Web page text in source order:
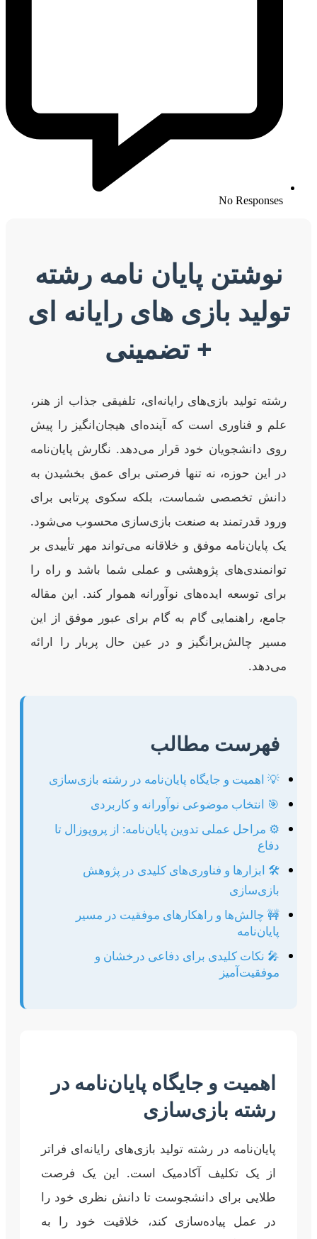
No Responses
نوشتن پایان نامه رشته
تولید بازی های رایانه ای
+ تضمینی
رشته تولید بازی‌های رایانه‌ای، تلفیقی جذاب از هنر،
علم و فناوری است که آینده‌ای هیجان‌انگیز را پیش
روی دانشجویان خود قرار می‌دهد. نگارش پایان‌نامه
در این حوزه، نه تنها فرصتی برای عمق بخشیدن به
دانش تخصصی شماست، بلکه سکوی پرتابی برای
ورود قدرتمند به صنعت بازی‌سازی محسوب می‌شود.
یک پایان‌نامه موفق و خلاقانه می‌تواند مهر تأییدی بر
توانمندی‌های پژوهشی و عملی شما باشد و راه را
برای توسعه ایده‌های نوآورانه هموار کند. این مقاله
جامع، راهنمایی گام به گام برای عبور موفق از این
مسیر چالش‌برانگیز و در عین حال پربار را ارائه
می‌دهد.
فهرست مطالب
💡 اهمیت و جایگاه پایان‌نامه در رشته بازی‌سازی
🎯 انتخاب موضوعی نوآورانه و کاربردی
⚙️ مراحل عملی تدوین پایان‌نامه: از پروپوزال تا
دفاع
🛠️ ابزارها و فناوری‌های کلیدی در پژوهش
بازی‌سازی
🚧 چالش‌ها و راهکارهای موفقیت در مسیر
پایان‌نامه
🎤 نکات کلیدی برای دفاعی درخشان و
موفقیت‌آمیز
اهمیت و جایگاه پایان‌نامه در
رشته بازی‌سازی
پایان‌نامه در رشته تولید بازی‌های رایانه‌ای فراتر
از یک تکلیف آکادمیک است. این یک فرصت
طلایی برای دانشجوست تا دانش نظری خود را
در عمل پیاده‌سازی کند، خلاقیت خود را به